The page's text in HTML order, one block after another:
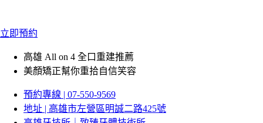
立即預約
高雄 All on 4 全口重建推薦
美顏矯正幫你重拾自信笑容
預約專線 | 07-550-9569
地址 | 高雄市左營區明誠二路425號